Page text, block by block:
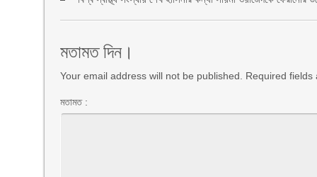
মতামত দিন।
Your email address will not be published. Required fields
মতামত :